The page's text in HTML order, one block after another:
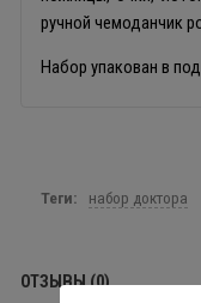
ручной чемоданчик
Набор упакован в
Теги: набор доктора
ОТЗЫВЫ (0)